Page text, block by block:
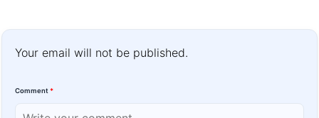
Your email will not be published.
Comment *